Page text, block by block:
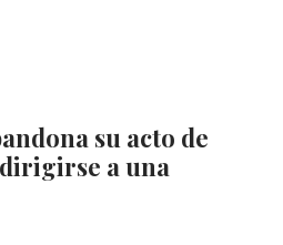
su acto de
a una